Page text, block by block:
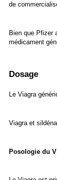
de
Bien que Pfizer
médicament
Dosage
Le Viagra
Viagra et
Posologie du